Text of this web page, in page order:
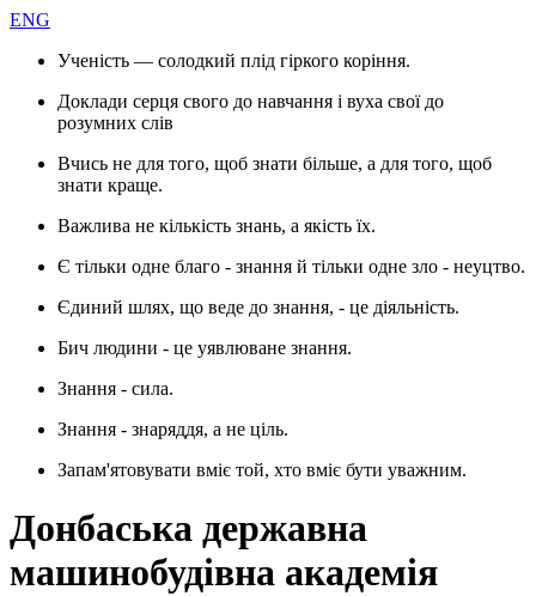
ENG
Ученість — солодкий плід гіркого коріння.
Доклади серця свого до навчання і вуха свої до
розумних слів
Вчись не для того, щоб знати більше, а для того, щоб
знати краще.
Важлива не кількість знань, а якість їх.
Є тільки одне благо - знання й тільки одне зло - неуцтво.
Єдиний шлях, що веде до знання, - це діяльність.
Бич людини - це уявлюване знання.
Знання - сила.
Знання - знаряддя, а не ціль.
Запам'ятовувати вміє той, хто вміє бути уважним.
Донбаська державна
машинобудівна академія